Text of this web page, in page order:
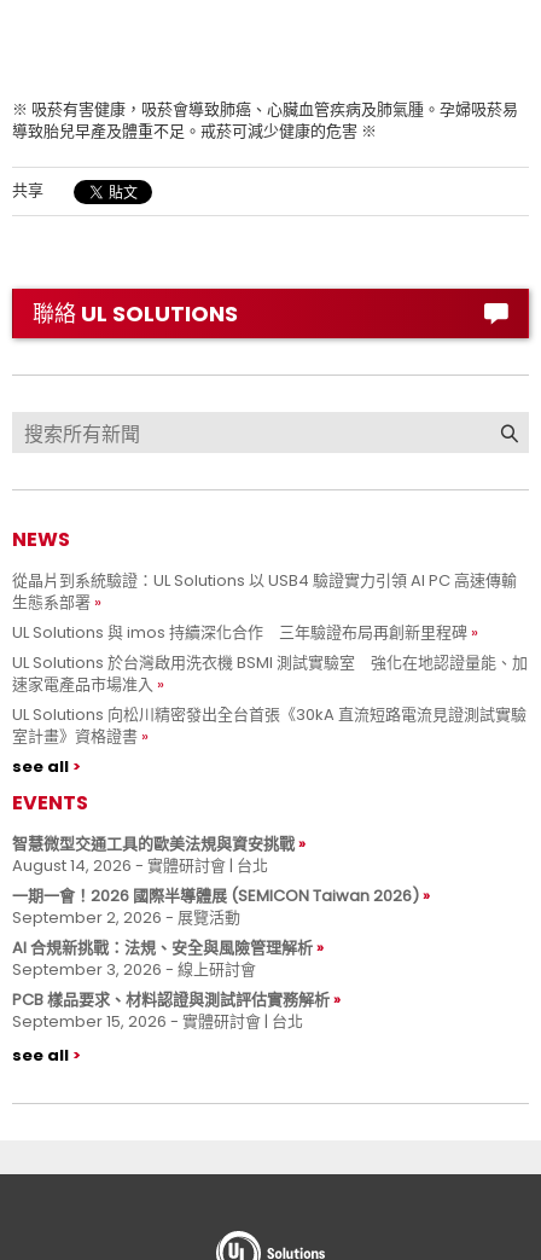
※ 吸菸有害健康，吸菸會導致肺癌、心臟血管疾病及肺氣腫。孕婦吸菸易
導致胎兒早產及體重不足。戒菸可減少健康的危害 ※
共享
聯絡 UL SOLUTIONS
NEWS
從晶片到系統驗證：UL Solutions 以 USB4 驗證實力引領 AI PC 高速傳輸
生態系部署
UL Solutions 與 imos 持續深化合作 三年驗證布局再創新里程碑
UL Solutions 於台灣啟用洗衣機 BSMI 測試實驗室 強化在地認證量能、加
速家電產品市場准入
UL Solutions 向松川精密發出全台首張《30kA 直流短路電流見證測試實驗
室計畫》資格證書
see all
EVENTS
智慧微型交通工具的歐美法規與資安挑戰
August 14, 2026 - 實體研討會 | 台北
一期一會！2026 國際半導體展 (SEMICON Taiwan 2026)
September 2, 2026 - 展覽活動
AI 合規新挑戰：法規、安全與風險管理解析
September 3, 2026 - 線上研討會
PCB 樣品要求、材料認證與測試評估實務解析
September 15, 2026 - 實體研討會 | 台北
see all